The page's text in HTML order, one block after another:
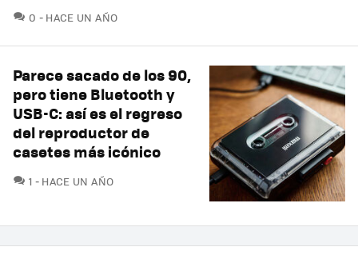
0 COMENTARIOS
HACE UN AÑO
Parece sacado de los 90,
pero tiene Bluetooth y
USB-C: así es el regreso
del reproductor de
casetes más icónico
1 COMENTARIOS
HACE UN AÑO